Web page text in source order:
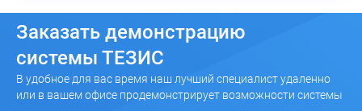
Заказать демонстрацию
системы ТЕЗИС
В удобное для вас время наш лучший специалист удаленно
или в вашем офисе продемонстрирует возможности системы